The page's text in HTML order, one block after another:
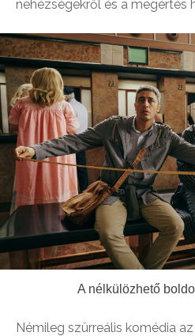
nehézségekről és a megértés
A nélkülözhető
Némileg szürreális komédia